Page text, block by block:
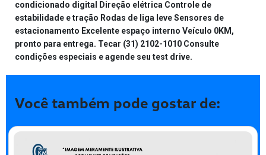
condicionado digital Direção elétrica Controle de
estabilidade e tração Rodas de liga leve Sensores de
estacionamento Excelente espaço interno Veículo 0KM,
pronto para entrega. Tecar (31) 2102-1010 Consulte
condições especiais e agende seu test drive.
Você também pode gostar de: